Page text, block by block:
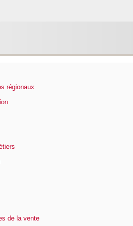
régionaux
de la vente